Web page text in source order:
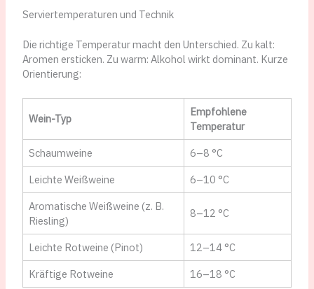
Serviertemperaturen und Technik
Die richtige Temperatur macht den Unterschied. Zu kalt:
Aromen ersticken. Zu warm: Alkohol wirkt dominant. Kurze
Orientierung:
Wein-Typ
Empfohlene
Temperatur
Schaumweine
6–8 °C
Leichte Weißweine
6–10 °C
Aromatische Weißweine (z. B.
Riesling)
8–12 °C
Leichte Rotweine (Pinot)
12–14 °C
Kräftige Rotweine
16–18 °C